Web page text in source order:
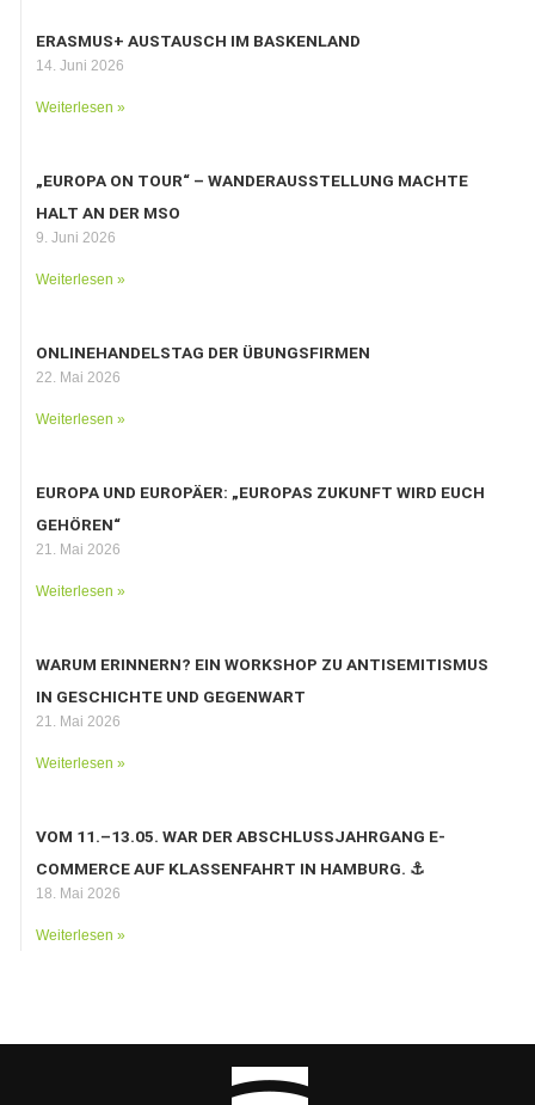
ERASMUS+ AUSTAUSCH IM BASKENLAND
14. Juni 2026
Weiterlesen »
„EUROPA ON TOUR“ – WANDERAUSSTELLUNG MACHTE
HALT AN DER MSO
9. Juni 2026
Weiterlesen »
ONLINEHANDELSTAG DER ÜBUNGSFIRMEN
22. Mai 2026
Weiterlesen »
EUROPA UND EUROPÄER: „EUROPAS ZUKUNFT WIRD EUCH
GEHÖREN“
21. Mai 2026
Weiterlesen »
WARUM ERINNERN? EIN WORKSHOP ZU ANTISEMITISMUS
IN GESCHICHTE UND GEGENWART
21. Mai 2026
Weiterlesen »
VOM 11.–13.05. WAR DER ABSCHLUSSJAHRGANG E-
COMMERCE AUF KLASSENFAHRT IN HAMBURG. ⚓️
18. Mai 2026
Weiterlesen »